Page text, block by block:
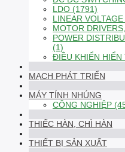
LDO (1791)
LINEAR
MOTOR
POWER
(1)
ĐIỀU KHIỂN HIỂN
MẠCH PHÁT TRIỂN
MÁY TÍNH NHÚNG
CÔNG NGHIỆP
THIẾC HÀN, CHÌ HÀN
THIẾT BỊ SẢN XUẤT